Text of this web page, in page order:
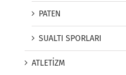
PATEN
SUALTI SPORLARI
ATLETİZM